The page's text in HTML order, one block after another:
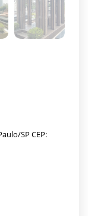
SP CEP: